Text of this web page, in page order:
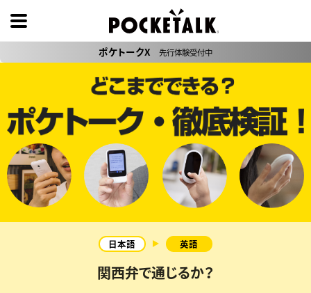
ポケトークX 先行体験受付中
関西弁で通じるか？